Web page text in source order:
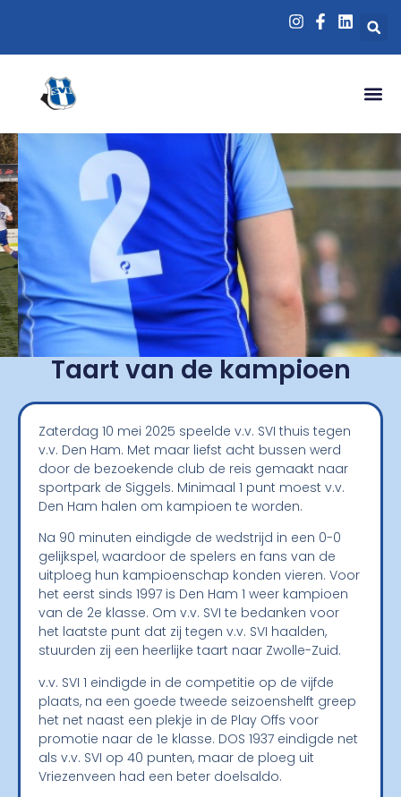
Taart van de kampioen
Zaterdag 10 mei 2025 speelde v.v. SVI thuis tegen
v.v. Den Ham. Met maar liefst acht bussen werd
door de bezoekende club de reis gemaakt naar
sportpark de Siggels. Minimaal 1 punt moest v.v.
Den Ham halen om kampioen te worden.
Na 90 minuten eindigde de wedstrijd in een 0-0
gelijkspel, waardoor de spelers en fans van de
uitploeg hun kampioenschap konden vieren. Voor
het eerst sinds 1997 is Den Ham 1 weer kampioen
van de 2e klasse. Om v.v. SVI te bedanken voor
het laatste punt dat zij tegen v.v. SVI haalden,
stuurden zij een heerlijke taart naar Zwolle-Zuid.
v.v. SVI 1 eindigde in de competitie op de vijfde
plaats, na een goede tweede seizoenshelft greep
het net naast een plekje in de Play Offs voor
promotie naar de 1e klasse. DOS 1937 eindigde net
als v.v. SVI op 40 punten, maar de ploeg uit
Vriezenveen had een beter doelsaldo.